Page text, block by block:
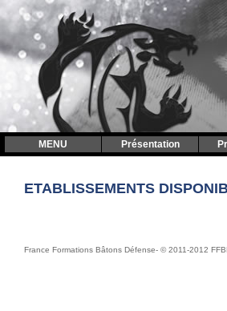
MENU Présentation
ETABLISSEMENTS
France Formations Bâtons Défense- © 2011-2012